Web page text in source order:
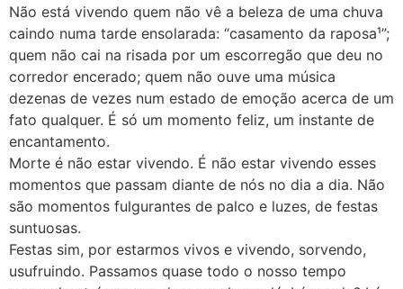
Não está vivendo quem não vê a beleza de uma chuva
caindo numa tarde ensolarada: “casamento da raposa¹”;
quem não cai na risada por um escorregão que deu no
corredor encerado; quem não ouve uma música
dezenas de vezes num estado de emoção acerca de um
fato qualquer. É só um momento feliz, um instante de
encantamento.
Morte é não estar vivendo. É não estar vivendo esses
momentos que passam diante de nós no dia a dia. Não
são momentos fulgurantes de palco e luzes, de festas
suntuosas.
Festas sim, por estarmos vivos e vivendo, sorvendo,
usufruindo. Passamos quase todo o nosso tempo